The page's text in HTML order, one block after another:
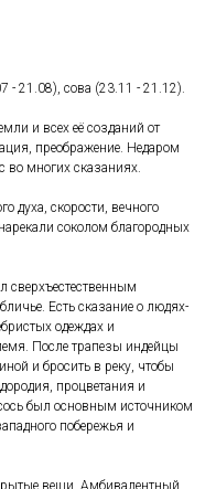
- 21.08), сова (23.11 - 21.12).
и всех её созданий от
преображение. Недаром
во многих сказаниях.
духа, скорости, вечного
соколом благородных
сверхъестественным
Есть сказание о людях-
одеждах и
После трапезы индейцы
и бросить в реку, чтобы
процветания и
был основным источником
побережья и